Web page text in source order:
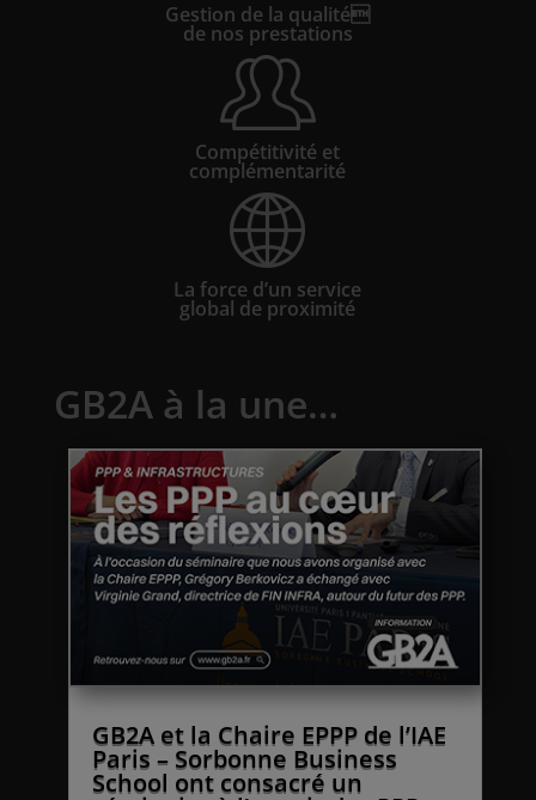
Gestion de la qualité
de nos prestations
Compétitivité et
complémentarité
La force d’un service
global de proximité
GB2A à la une…
GB2A et la Chaire EPPP de l’IAE
Paris – Sorbonne Business
School ont consacré un